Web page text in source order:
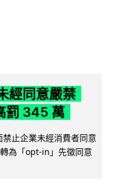
經同意嚴禁
罰 345 萬
止企業未經消費者同意
為「opt-in」先徵同意